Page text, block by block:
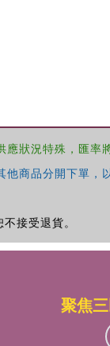
狀況特殊，匯率
商品分開下單，
接受退貨。
聚焦